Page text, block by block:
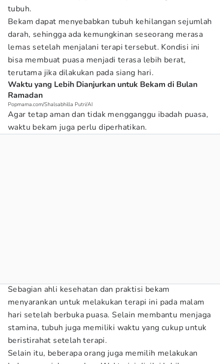
tubuh.
Bekam dapat menyebabkan tubuh kehilangan sejumlah
darah, sehingga ada kemungkinan seseorang merasa
lemas setelah menjalani terapi tersebut. Kondisi ini
bisa membuat puasa menjadi terasa lebih berat,
terutama jika dilakukan pada siang hari.
Waktu yang Lebih Dianjurkan untuk Bekam di Bulan
Ramadan
Popmama.com/Shalsabhilla Putri/AI
Agar tetap aman dan tidak mengganggu ibadah puasa,
waktu bekam juga perlu diperhatikan.
Sebagian ahli kesehatan dan praktisi bekam
menyarankan untuk melakukan terapi ini pada malam
hari setelah berbuka puasa. Selain membantu menjaga
stamina, tubuh juga memiliki waktu yang cukup untuk
beristirahat setelah terapi.
Selain itu, beberapa orang juga memilih melakukan